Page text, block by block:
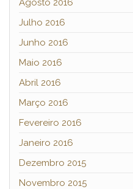
Agosto 2016
Julho 2016
Junho 2016
Maio 2016
Abril 2016
Março 2016
Fevereiro 2016
Janeiro 2016
Dezembro 2015
Novembro 2015